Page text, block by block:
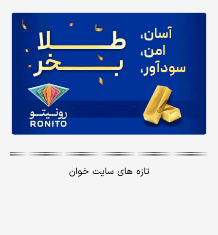
تازه های سایت خوان